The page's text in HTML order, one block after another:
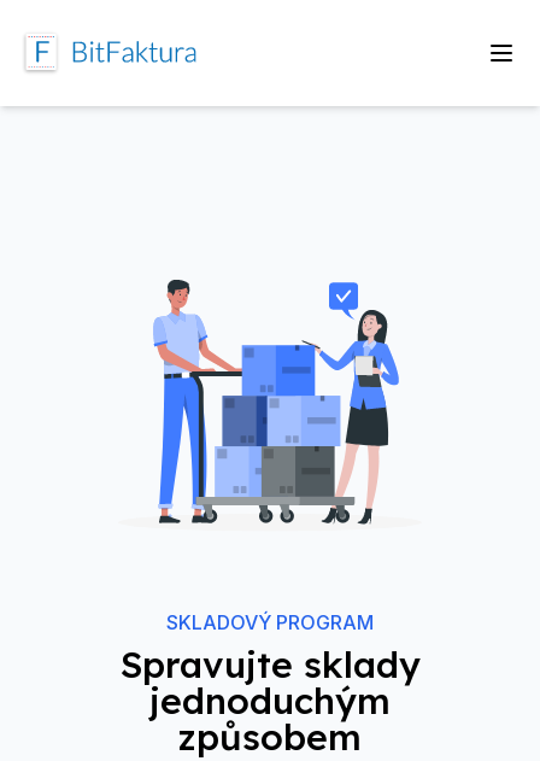
SKLADOVÝ PROGRAM
Spravujte sklady
jednoduchým
způsobem